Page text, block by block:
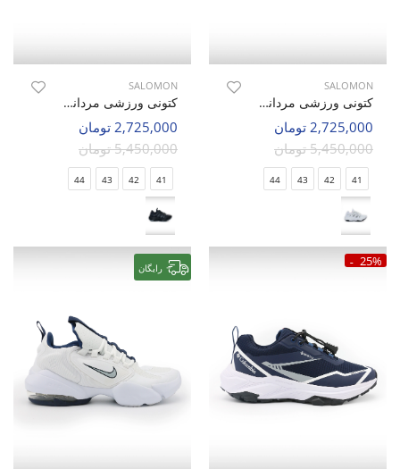
SALOMON
کتونی ورزشی مردانه سالامون Climb Max M
2,725,000 تومان
5,450,000 تومان
41
42
43
44
SALOMON
کتونی ورزشی مردانه سالامون Climb Max M
2,725,000 تومان
5,450,000 تومان
41
42
43
44
25% رایگان